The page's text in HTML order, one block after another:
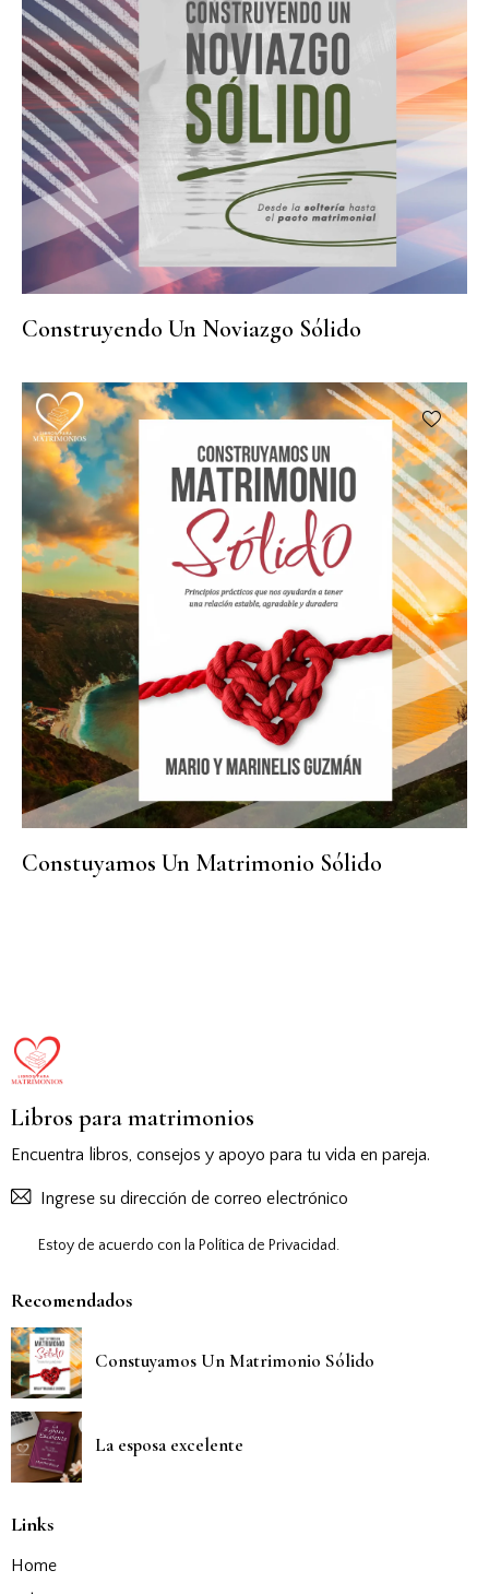
Construyendo Un Noviazgo Sólido
Constuyamos Un Matrimonio Sólido
Libros para matrimonios
Encuentra libros, consejos y apoyo para tu vida en pareja.
Estoy de acuerdo con la Política de Privacidad.
Recomendados
Constuyamos Un Matrimonio Sólido
La esposa excelente
Links
Home